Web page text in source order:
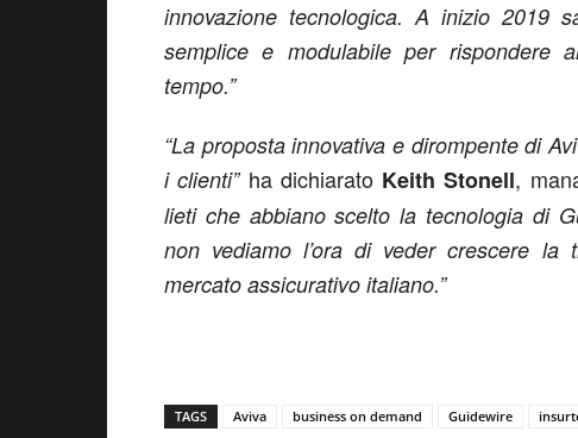
innovazione tecnologica. A inizio 2019
semplice e modulabile per rispondere
tempo.”
“La proposta innovativa e dirompente di
i clienti”ha dichiarato Keith Stonell,
lieti che abbiano scelto la tecnologia di
non vediamo l’ora di veder crescere la
mercato assicurativo italiano.”
TAGS Aviva business on demand Guidewire